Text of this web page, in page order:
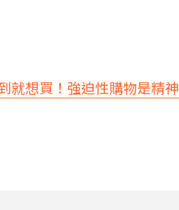
就想買！強迫性購物是精